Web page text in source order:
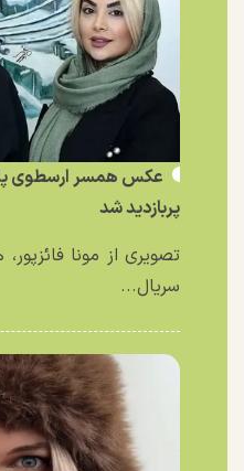
عکس همسر ارسطوی
پربازدید شد
تصویری از مونا
سریال...